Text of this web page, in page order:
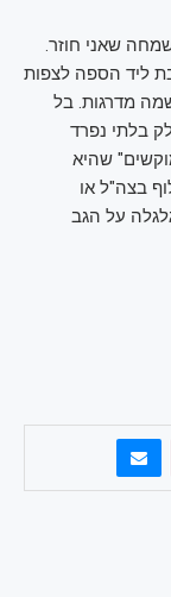
שאני חוזר.
ליד הספה לצפות
מדרגות. בל
בלתי נפרד
שהיא
בצה"ל או
על הגב